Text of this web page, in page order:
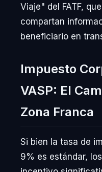
Viaje" del FATF,
compartan
beneficiario en
Impuesto
VASP: El
Zona Franca
Si bien la tasa de
9% es estándar,